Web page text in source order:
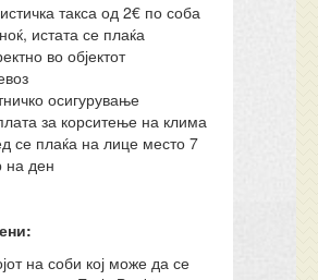
такса од 2€ по соба
истата се плаќа
во објектот
осигурување
за корситење на клима
се плаќа на лице место 7
на ден
на соби кој може да се